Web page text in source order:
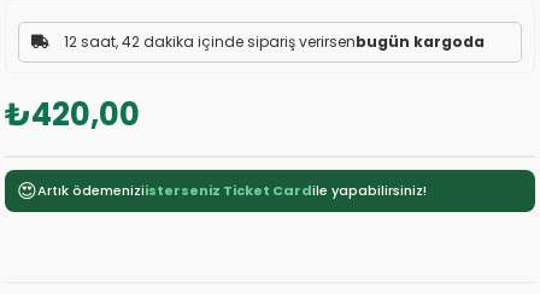
12 saat, 42 dakika içinde sipariş verirsenbugün kargoda
₺420,00
😍Artık ödemeniziisterseniz Ticket Cardile yapabilirsiniz!